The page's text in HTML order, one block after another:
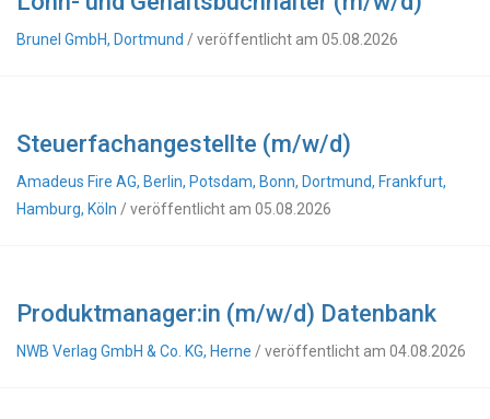
Brunel GmbH, Dortmund / veröffentlicht am 05.08.2026
Steuerfachangestellte (m/w/d)
Amadeus Fire AG, Berlin, Potsdam, Bonn, Dortmund, Frankfurt,
Hamburg, Köln / veröffentlicht am 05.08.2026
Produktmanager:in (m/w/d) Datenbank
NWB Verlag GmbH & Co. KG, Herne / veröffentlicht am 04.08.2026